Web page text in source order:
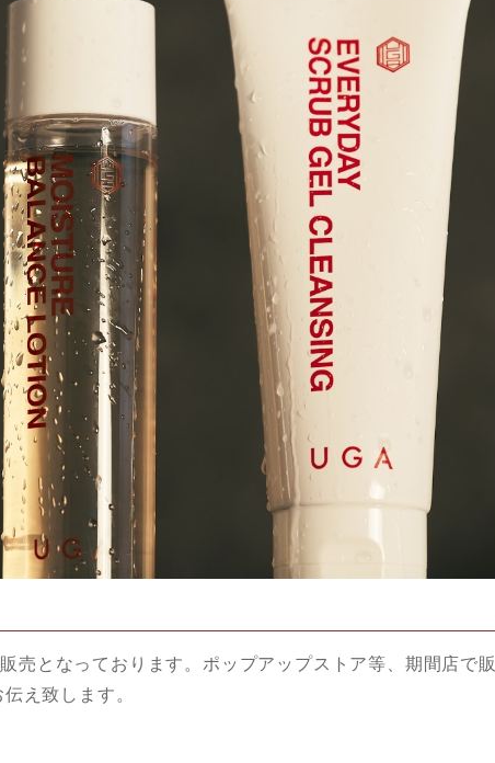
売となっております。ポップアップストア等、期間店で販
え致します。